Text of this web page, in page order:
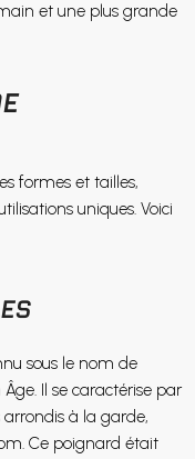
et une plus grande
formes et tailles,
uniques. Voici
sous le nom de
Il se caractérise par
à la garde,
Ce poignard était